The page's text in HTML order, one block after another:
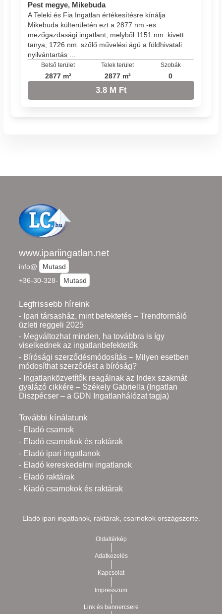
Pest megye, Mikebuda
A Teleki és Fia Ingatlan értékesítésre kínálja
Mikebuda külterületén ezt a 2877 nm.-es
mezőgazdasági ingatlant, melyből 1151 nm. kivett
tanya, 1726 nm. szőlő művelési ágú a földhivatali
nyilvántartás ...
Belső terület
2877 m²
Telek terület
2877 m²
Szobák
0
3.8 M Ft
www.ipariingatlan.net
info@
Mutasd
+36-30-328-
Mutasd
Legfrissebb híreink
- Ipari társasház, mint befektetés – Trendformáló
üzleti reggeli 2025
- Megváltozhat minden, ha továbbra is így
viselkednek az ingatlanbefektetők
- Bírósági szerződésmódosítás – Milyen esetben
módosíthat szerződést a bíróság?
- Ingatlanközvetítők reagálnak az Index szakmát
gyalázó cikkére – Székely Gabriella (Ingatlan
Diszpécser – a GDN Ingatlanhálózat tagja)
További kínálatunk
- Eladó csarnok
- Eladó csarnokok és raktárak
- Eladó ipari ingatlanok
- Eladó kereskedelmi ingatlanok
- Eladó raktárak
- Kiadó csarnokok és raktárak
Eladó ipari ingatlanok, raktárak, csarnokok országszerte.
Oldaltérkép
Adatkezelés
Kapcsolat
Impresszum
Link és bannercsere